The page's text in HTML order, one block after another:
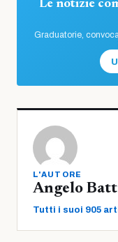
Le notizie
Graduatorie,
L'AUTORE
Angelo
Tutti i suoi 905